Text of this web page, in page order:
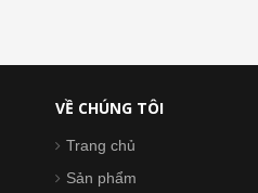
VỀ CHÚNG TÔI
Trang chủ
Sản phẩm